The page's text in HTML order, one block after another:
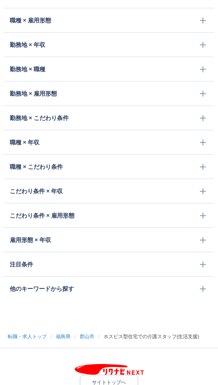
職種 × 雇用形態
勤務地 × 年収
勤務地 × 職種
勤務地 × 雇用形態
勤務地 × こだわり条件
職種 × 年収
職種 × こだわり条件
こだわり条件 × 年収
こだわり条件 × 雇用形態
雇用形態 × 年収
注目条件
他のキーワードから探す
転職・求人トップ / 福島県 / 郡山市 / ホスピス型住宅での介護スタッフ(生活支援)
サイトトップへ